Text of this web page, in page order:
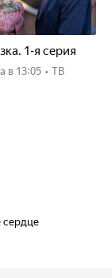
1-я серия
в 13:05 • ТВ
сердце